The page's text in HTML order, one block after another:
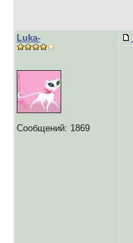
Luka-
Сообщений: 1869